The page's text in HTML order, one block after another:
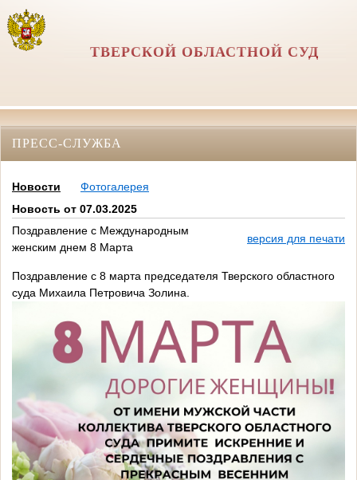
ТВЕРСКОЙ ОБЛАСТНОЙ СУД
ПРЕСС-СЛУЖБА
Новости
Фотогалерея
Новость от 07.03.2025
Поздравление с Международным
женским днем 8 Марта
версия для печати
Поздравление с 8 марта председателя Тверского областного
суда Михаила Петровича Золина.